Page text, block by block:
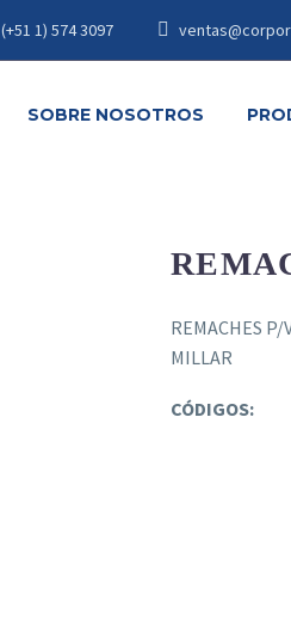
(+51 1) 574 3097
SOBRE NOSOTROS
REMACHES P/
MILLAR
CÓDIGOS: